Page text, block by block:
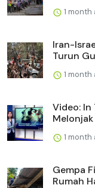
1 month
Iran-
Turun
1 month
Video:
Melonjak
1 month
Gempa
Rumah